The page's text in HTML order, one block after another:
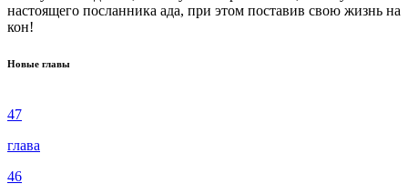
настоящего посланника ада, при этом поставив свою жизнь на
кон!
Новые главы
47
глава
46